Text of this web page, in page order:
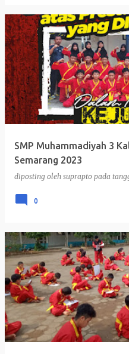
SMP Muhammadiyah 3
Semarang 2023
diposting oleh suprapto pada
0